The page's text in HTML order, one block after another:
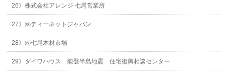
26》株式会社アレンジ 七尾営業所
27》㈱ティーネットジャパン
28》㈱七尾木材市場
29》ダイワハウス 能登半島地震 住宅復興相談センター